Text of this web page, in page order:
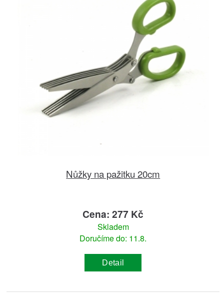
Nůžky na pažitku 20cm
Cena: 277 Kč
Skladem
Doručíme do: 11.8.
Detail